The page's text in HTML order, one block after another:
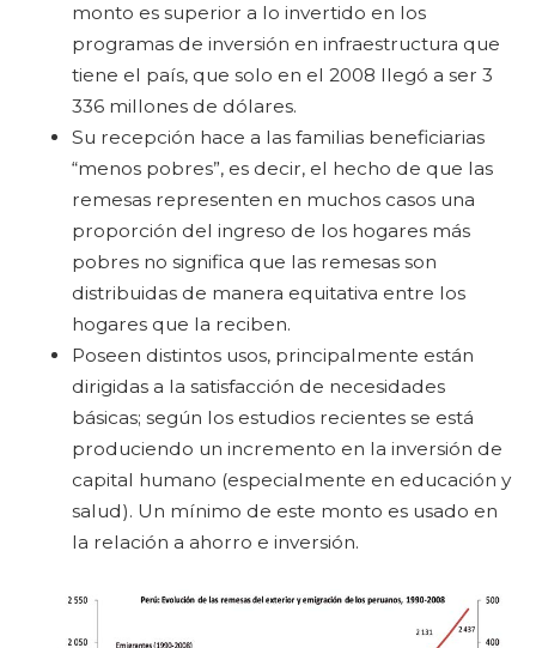
monto es superior a lo invertido en los
programas de inversión en infraestructura que
tiene el país, que solo en el 2008 llegó a ser 3
336 millones de dólares.
Su recepción hace a las familias beneficiarias
“menos pobres”, es decir, el hecho de que las
remesas representen en muchos casos una
proporción del ingreso de los hogares más
pobres no significa que las remesas son
distribuidas de manera equitativa entre los
hogares que la reciben.
Poseen distintos usos, principalmente están
dirigidas a la satisfacción de necesidades
básicas; según los estudios recientes se está
produciendo un incremento en la inversión de
capital humano (especialmente en educación y
salud). Un mínimo de este monto es usado en
la relación a ahorro e inversión.